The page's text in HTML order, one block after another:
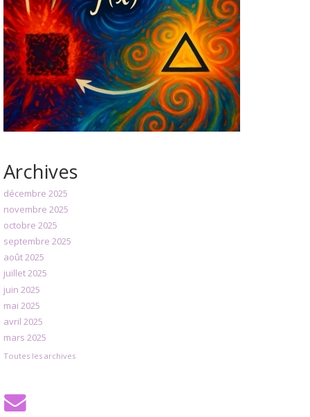
Archives
décembre 2025
novembre 2025
octobre 2025
septembre 2025
août 2025
juillet 2025
juin 2025
mai 2025
avril 2025
mars 2025
Toutes les archives